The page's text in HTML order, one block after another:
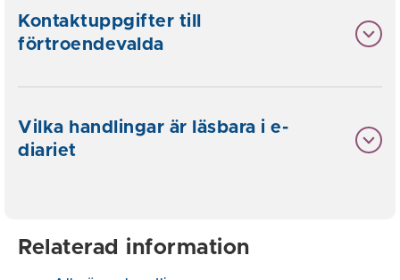
Kontaktuppgifter till
förtroendevalda
Vilka handlingar är läsbara i e-
diariet
Relaterad information